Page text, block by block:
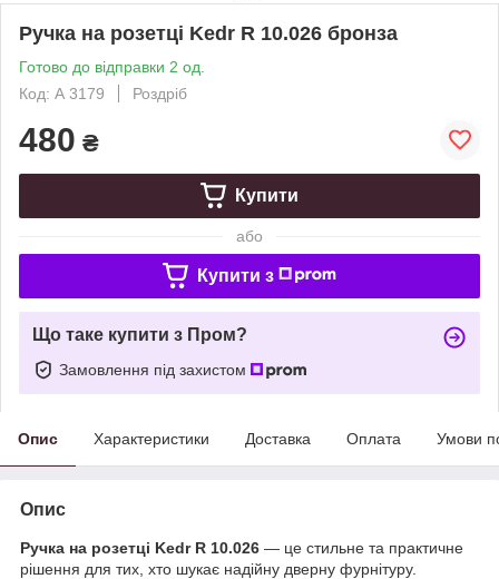
Ручка на розетці Kedr R 10.026 бронза
Готово до відправки 2 од.
Код: А 3179
Роздріб
480 ₴
Купити
або
Купити з
Що таке купити з Пром?
Замовлення під захистом
Опис Характеристики Доставка Оплата Умови
Опис
Ручка на розетці Kedr R 10.026 — це стильне та практичне
рішення для тих, хто шукає надійну дверну фурнітуру.